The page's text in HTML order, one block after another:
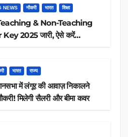
NEWS नौकरी भारत शिक्षा
& Non-Teaching
2025 जारी, ऐसे करें
भारत राज्य
में लंगूर की आवाज़ निकालने
को नौकरी! मिलेगी सैलरी और बीमा कवर